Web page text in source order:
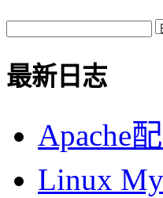
最新日志
Apache
Linux